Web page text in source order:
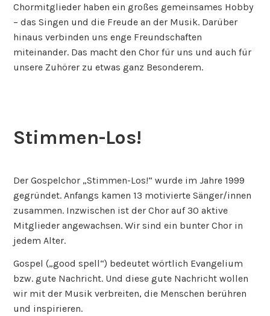
Chormitglieder haben ein großes gemeinsames Hobby
– das Singen und die Freude an der Musik. Darüber
hinaus verbinden uns enge Freundschaften
miteinander. Das macht den Chor für uns und auch für
unsere Zuhörer zu etwas ganz Besonderem.
Stimmen-Los!
2019
Der Gospelchor „Stimmen-Los!“ wurde im Jahre 1999
gegründet. Anfangs kamen 13 motivierte Sänger/innen
zusammen. Inzwischen ist der Chor auf 30 aktive
Mitglieder angewachsen. Wir sind ein bunter Chor in
jedem Alter.
Gospel („good spell“) bedeutet wörtlich Evangelium
bzw. gute Nachricht. Und diese gute Nachricht wollen
wir mit der Musik verbreiten, die Menschen berühren
und inspirieren.